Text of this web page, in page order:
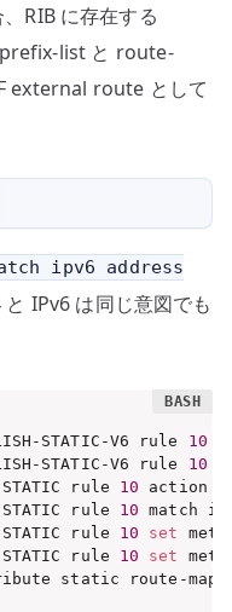
RIB に存在する
list と route-
external route として
ipv6 address
IPv6 は同じ意図でも
STATIC-V6 rule 10
STATIC-V6 rule 10
rule 10 action
rule 10 match
rule 10 set
rule 10 set
static route-map